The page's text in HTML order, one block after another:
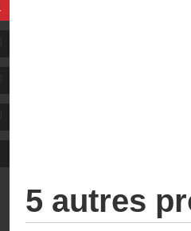
5 autres